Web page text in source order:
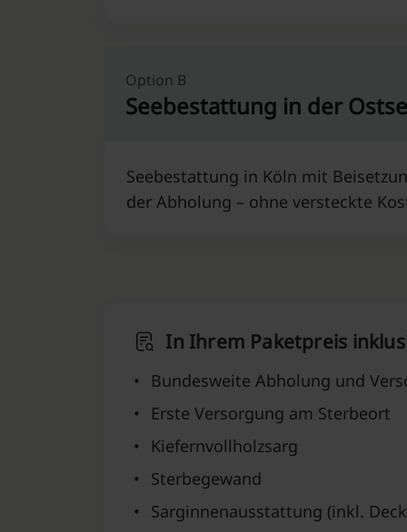
Option B
Seebestattung in der
Seebestattung in Köln mit
der Abholung – ohne versteckte
In Ihrem Paketpreis
•
Bundesweite Abholung und
•
Erste Versorgung am Sterbeort
•
Kiefernvollholzsarg
•
Sterbegewand
•
Sarginnenausstattung (inkl.